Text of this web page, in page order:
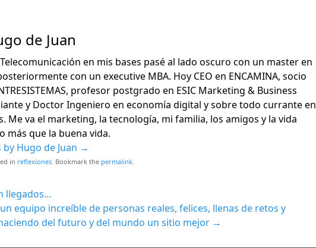
de Juan
en mis bases pasé al lado oscuro con un master en
con un executive MBA. Hoy CEO en ENCAMINA, socio
profesor postgrado en ESIC Marketing & Business
y Doctor Ingeniero en economía digital y sobre todo currante en
Me va el marketing, la tecnología, mi familia, los amigos y la vida
más que la buena vida.
Hugo de Juan →
in reflexiones. Bookmark the permalink.
llegados…
equipo increíble de personas reales, felices, llenas de retos y
del futuro y del mundo un sitio mejor →